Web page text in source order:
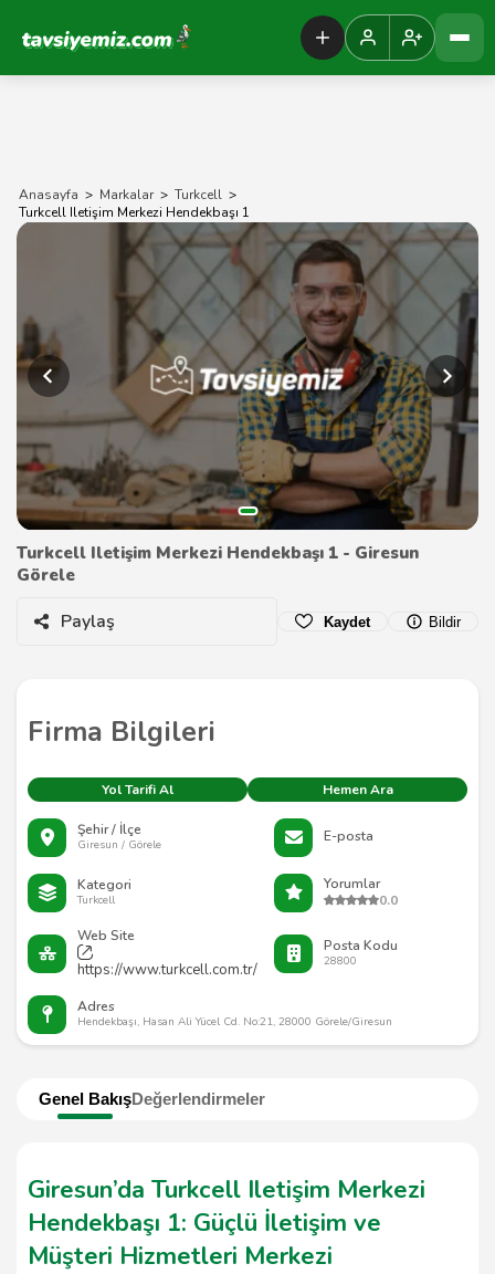
Tavsiyemiz Anasayfa
Anasayfa > Markalar > Turkcell >
Turkcell Iletişim Merkezi Hendekbaşı 1
Turkcell Iletişim Merkezi Hendekbaşı 1 - Giresun
Görele
Paylaş Kaydet Bildir
Genel BakışDeğerlendirmeler
Giresun’da Turkcell Iletişim Merkezi
Hendekbaşı 1: Güçlü İletişim ve
Müşteri Hizmetleri Merkezi
Firma Bilgileri
Yol Tarifi Al Hemen Ara
Şehir / İlçe
Giresun / Görele E-posta
Kategori
Turkcell
Yorumlar
0.0
Web Site
https://www.turkcell.com.tr/
Posta Kodu
28800
Adres
Hendekbaşı, Hasan Ali Yücel Cd. No:21, 28000 Görele/Giresun